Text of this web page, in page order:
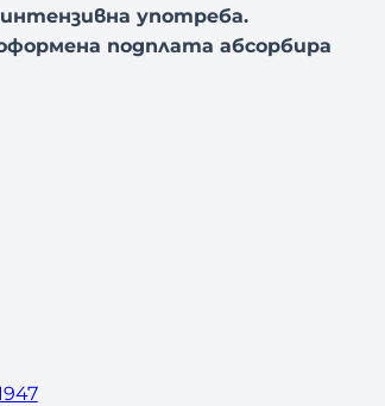
употреба.
подплата абсорбира